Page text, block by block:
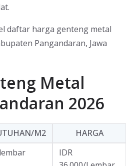
daftar harga genteng metal
Pangandaran, Jawa
Metal
2026
M2
HARGA
IDR